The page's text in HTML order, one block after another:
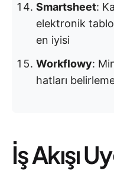
Smartsheet:
elektronik
en iyisi
Workflowy:
hatları
İş Akışı